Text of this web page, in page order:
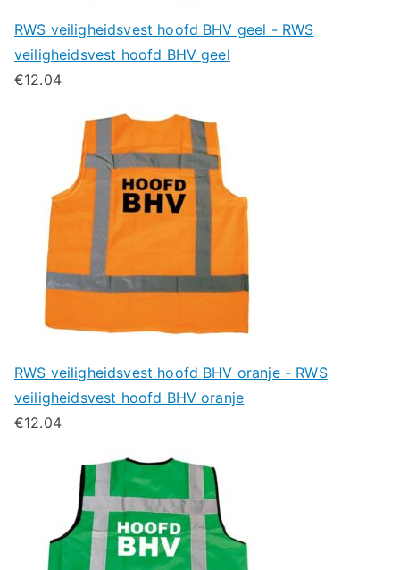
RWS veiligheidsvest hoofd BHV geel - RWS
veiligheidsvest hoofd BHV geel
€12.04
RWS veiligheidsvest hoofd BHV oranje - RWS
veiligheidsvest hoofd BHV oranje
€12.04